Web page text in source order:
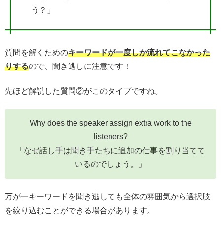
う？」
質問を解くためのキーワードが一度しか流れてこなかった
りするので、聞き逃しに注意です！
先ほど解説した質問②がこのタイプですね。
Why does the speaker assign extra work to the
listeners?
「なぜ話し手は聞き手たちに追加の仕事を割り当てて
いるのでしょう。」
万が一キーワードを聞き逃しても全体の雰囲気から選択肢
を絞り込むことができる場合があります。